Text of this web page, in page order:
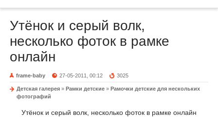
Утёнок и серый волк,
несколько фоток в рамке
онлайн
frame-baby 27-05-2011, 00:12 3025
Детская галерея » Рамки детские » Рамочки детские для нескольких
фотографий
Утёнок и серый волк, несколько фоток в рамке онлайн